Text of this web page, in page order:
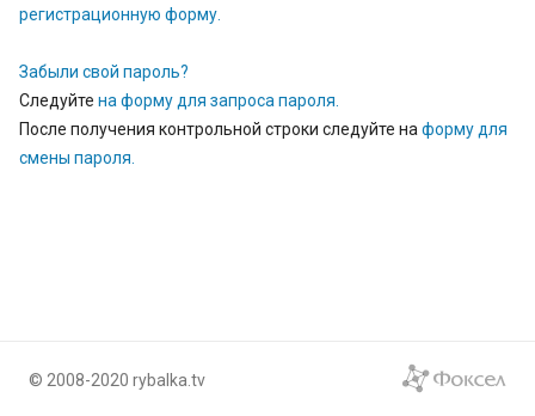
регистрационную форму.
Забыли свой пароль?
Следуйте на форму для запроса пароля.
После получения контрольной строки следуйте на форму для
смены пароля.
© 2008-2020 rybalka.tv